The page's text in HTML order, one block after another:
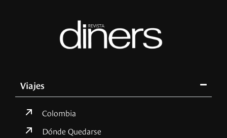
Viajes
Colombia
Dónde Quedarse